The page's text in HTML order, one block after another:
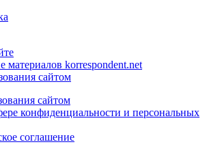
материалов korrespondent.net
сайтом
сайтом
конфиденциальности и персональных
соглашение